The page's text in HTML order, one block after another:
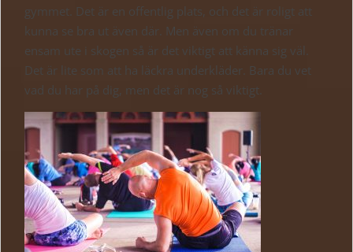
gymmet. Det är en offentlig plats, och det är roligt att
kunna se bra ut även där. Men även om du tränar
ensam ute i skogen så är det viktigt att känna sig väl.
Det är lite som att ha läckra underkläder. Bara du vet
vad du har på dig, men det är nog så viktigt.